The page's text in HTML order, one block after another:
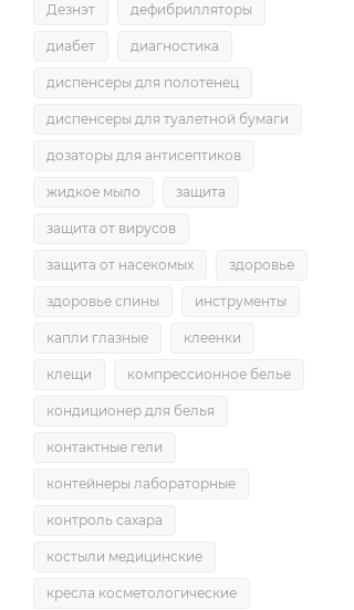
Дезнэт дефибрилляторы
диабет диагностика
диспенсеры для полотенец
диспенсеры для туалетной бумаги
дозаторы для антисептиков
жидкое мыло защита
защита от вирусов
защита от насекомых здоровье
здоровье спины инструменты
капли глазные клеенки
клещи компрессионное белье
кондиционер для белья
контактные гели
контейнеры лабораторные
контроль сахара
костыли медицинские
кресла косметологические